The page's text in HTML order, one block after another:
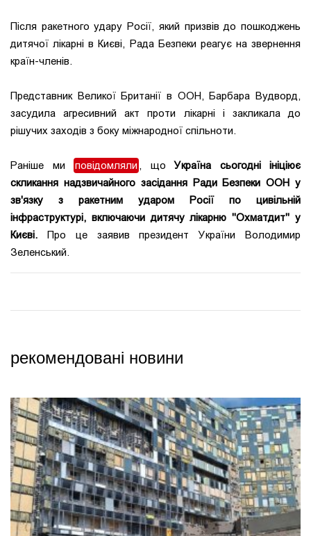
Після ракетного удару Росії, який призвів до пошкоджень
дитячої лікарні в Києві, Рада Безпеки реагує на звернення
країн-членів.
Представник Великої Британії в ООН, Барбара Вудворд,
засудила агресивний акт проти лікарні і закликала до
рішучих заходів з боку міжнародної спільноти.
Раніше ми повідомляли , щоУкраїна сьогодні ініціює
скликання надзвичайного засідання Ради Безпеки ООН у
зв'язку з ракетним ударом Росії по цивільній
інфраструктурі, включаючи дитячу лікарню "Охматдит" у
Києві. Про це заявив президент України Володимир
Зеленський.
рекомендовані новини